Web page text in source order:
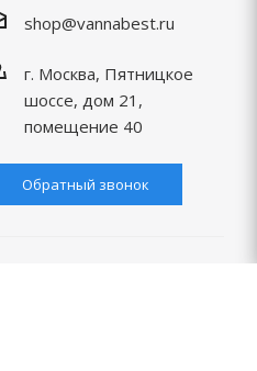
shop@vannabest.ru
г. Москва, Пятницкое
шоссе, дом 21,
помещение 40
Обратный звонок